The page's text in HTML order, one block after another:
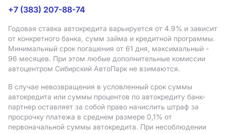
+7 (383) 207-88-74
Годовая ставка автокредита варьируется от 4.9% и зависит
от конкретного банка, сумм займа и кредитной программы.
Минимальный срок погашения от 61 дня, максимальный -
96 месяцев. При этом любые дополнительные комиссии
автоцентром Сибирский АвтоПарк не взимаются.
В случае невозвращения в условленный срок суммы
автокредита или суммы процентов по автокредиту банк-
партнер оставляет за собой право начислить штраф за
просрочку платежа в среднем размере 0,1% от
первоначальной суммы автокредита. При несоблюдении